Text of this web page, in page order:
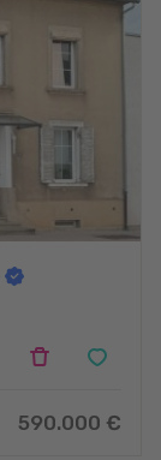
590.000 €